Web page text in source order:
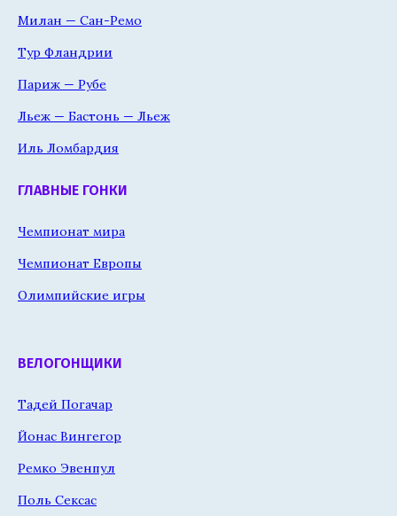
Милан — Сан-Ремо
Тур Фландрии
Париж — Рубе
Льеж — Бастонь — Льеж
Иль Ломбардия
ГЛАВНЫЕ ГОНКИ
Чемпионат мира
Чемпионат Европы
Олимпийские игры
ВЕЛОГОНЩИКИ
Тадей Погачар
Йонас Вингегор
Ремко Эвенпул
Поль Сексас